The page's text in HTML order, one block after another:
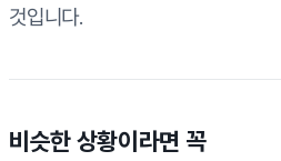
것입니다.
비슷한 상황이라면 꼭